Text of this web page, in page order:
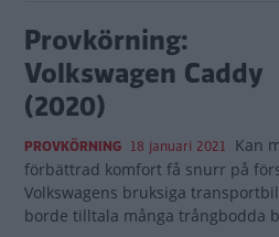
Provkörning:
Volkswagen Caddy
(2020)
PROVKÖRNING 18 januari 2021 Kan
förbättrad komfort få snurr på
Volkswagens bruksiga
borde tilltala många trångbodda